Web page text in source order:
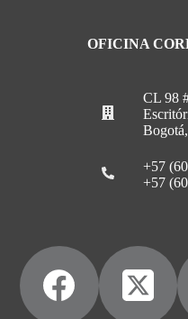
OFICINA
CL 98
+57
+57